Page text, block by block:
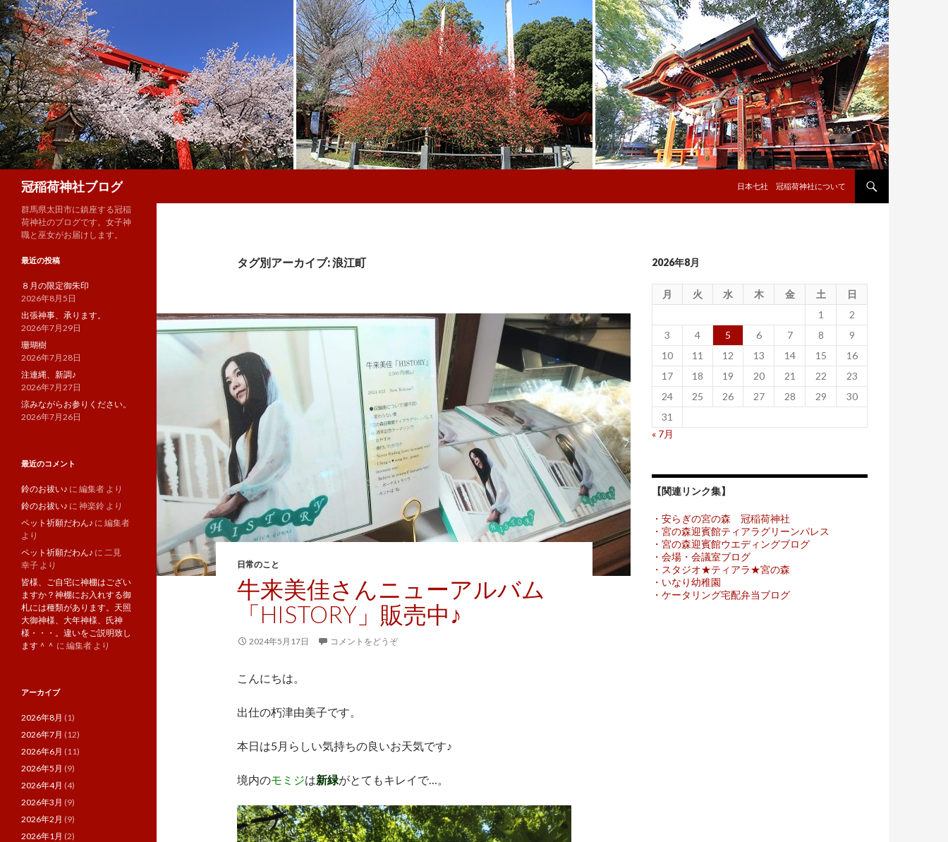
冠稲荷神社ブログ
日本七社 冠稲荷神社について
タグ別アーカイブ: 浪江町
日常のこと
牛来美佳さんニューアルバム
「HISTORY」販売中♪
2024年5月17日 コメントをどうぞ
こんにちは。
出仕の朽津由美子です。
本日は5月らしい気持ちの良いお天気です♪
境内のモミジは新緑がとてもキレイで…。
2026年8月
月 火 水 木 金 土
日
1
2
3
4 5 6 7 8
9
10
11 12 13 14 15
16
17
18 19 20 21 22
23
24
25 26 27 28 29
30
31
« 7月
【関連リンク集】
・安らぎの宮の森 冠稲荷神社
・宮の森迎賓館ティアラグリーンパレス
・宮の森迎賓館ウエディングブログ
・会場・会議室ブログ
・スタジオ★ティアラ★宮の森
・いなり幼稚園
・ケータリング宅配弁当ブログ
群馬県太田市に鎮座する冠稲
荷神社のブログです。女子神
職と巫女がお届けします。
最近の投稿
８月の限定御朱印
2026年8月5日
出張神事、承ります。
2026年7月29日
珊瑚樹
2026年7月28日
注連縄、新調♪
2026年7月27日
涼みながらお参りください。
2026年7月26日
最近のコメント
鈴のお祓い♪ に 編集者 より
鈴のお祓い♪ に 神楽鈴 より
ペット祈願だわん♪ に 編集者
より
ペット祈願だわん♪ に 二見
幸子 より
皆様、ご自宅に神棚はござい
ますか？神棚にお入れする御
札には種類があります。天照
大御神様、大年神様、氏神
様・・・。違いをご説明致し
ます＾＾ に 編集者 より
アーカイブ
2026年8月 (1)
2026年7月 (12)
2026年6月 (11)
2026年5月 (9)
2026年4月 (4)
2026年3月 (9)
2026年2月 (9)
2026年1月 (2)